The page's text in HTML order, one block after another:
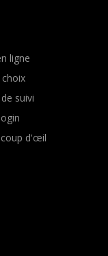
ligne
suivi
coup d'œil